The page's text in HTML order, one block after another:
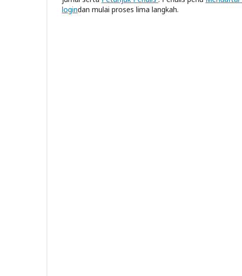
logindan mulai proses lima langkah.